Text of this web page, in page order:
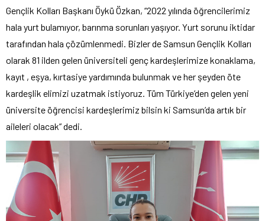
Gençlik Kolları Başkanı Öykü Özkan, “2022 yılında öğrencilerimiz
hala yurt bulamıyor, barınma sorunları yaşıyor. Yurt sorunu iktidar
tarafından hala çözümlenmedi. Bizler de Samsun Gençlik Kolları
olarak 81 ilden gelen üniversiteli genç kardeşlerimize konaklama,
kayıt , eşya, kırtasiye yardımında bulunmak ve her şeyden öte
kardeşlik elimizi uzatmak istiyoruz. Tüm Türkiye’den gelen yeni
üniversite öğrencisi kardeşlerimiz bilsin ki Samsun’da artık bir
aileleri olacak” dedi.